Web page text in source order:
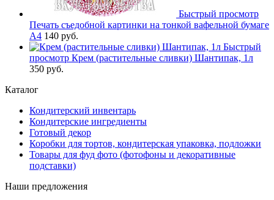
Быстрый просмотр
Печать съедобной картинки на тонкой вафельной бумаге
А4 140 руб.
Быстрый
просмотр Крем (растительные сливки) Шантипак, 1л
350 руб.
Каталог
Кондитерский инвентарь
Кондитерские ингредиенты
Готовый декор
Коробки для тортов, кондитерская упаковка, подложки
Товары для фуд фото (фотофоны и декоративные
подставки)
Наши предложения